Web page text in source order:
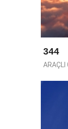
344
ARAÇLI